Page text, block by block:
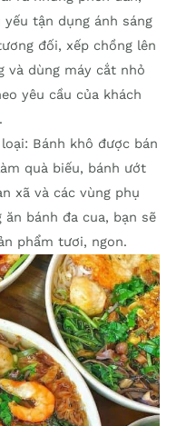
tận dụng ánh sáng
đối, xếp chồng lên
và dùng máy cắt nhỏ
yêu cầu của khách
Bánh khô được bán
quà biếu, bánh ướt
xã và các vùng phụ
ăn bánh đa cua, bạn sẽ
phẩm tươi, ngon.